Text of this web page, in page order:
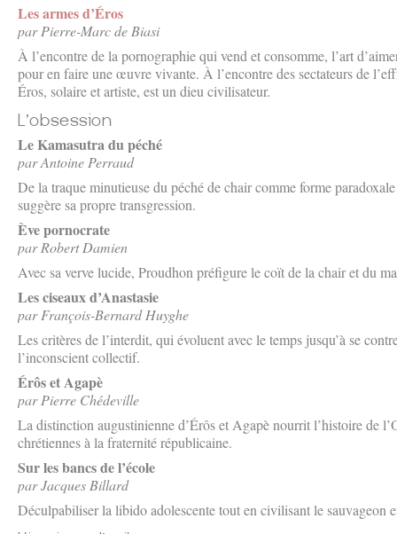
Les armes d’Éros
par Pierre-Marc de Biasi
À l’encontre de la pornographie qui vend et consomme, l’art
pour en faire une œuvre vivante. À l’encontre des sectateurs de
Éros, solaire et artiste, est un dieu civilisateur.
Le Kamasutra du péché
par Antoine Perraud
De la traque minutieuse du péché de chair comme forme
suggère sa propre transgression.
Ève pornocrate
par Robert Damien
Avec sa verve lucide, Proudhon préfigure le coït de la chair et du
Les ciseaux d’Anastasie
par François-Bernard Huyghe
Les critères de l’interdit, qui évoluent avec le temps jusqu’à se
l’inconscient collectif.
Érôs et Agapè
par Pierre Chédeville
La distinction augustinienne d’Érôs et Agapè nourrit l’histoire de
chrétiennes à la fraternité républicaine.
Sur les bancs de l’école
par Jacques Billard
Déculpabiliser la libido adolescente tout en civilisant le sauvageon